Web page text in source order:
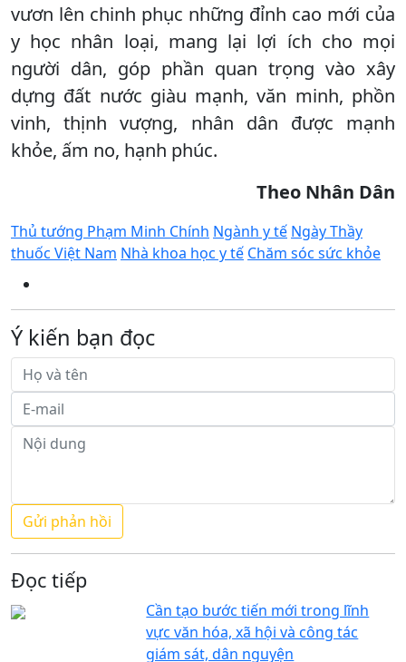
vươn lên chinh phục những đỉnh cao mới của
y học nhân loại, mang lại lợi ích cho mọi
người dân, góp phần quan trọng vào xây
dựng đất nước giàu mạnh, văn minh, phồn
vinh, thịnh vượng, nhân dân được mạnh
khỏe, ấm no, hạnh phúc.
Theo Nhân Dân
Thủ tướng Phạm Minh Chính Ngành y tế Ngày Thầy
thuốc Việt Nam Nhà khoa học y tế Chăm sóc sức khỏe
Ý kiến bạn đọc
Đọc tiếp
Cần tạo bước tiến mới trong lĩnh
vực văn hóa, xã hội và công tác
giám sát, dân nguyện